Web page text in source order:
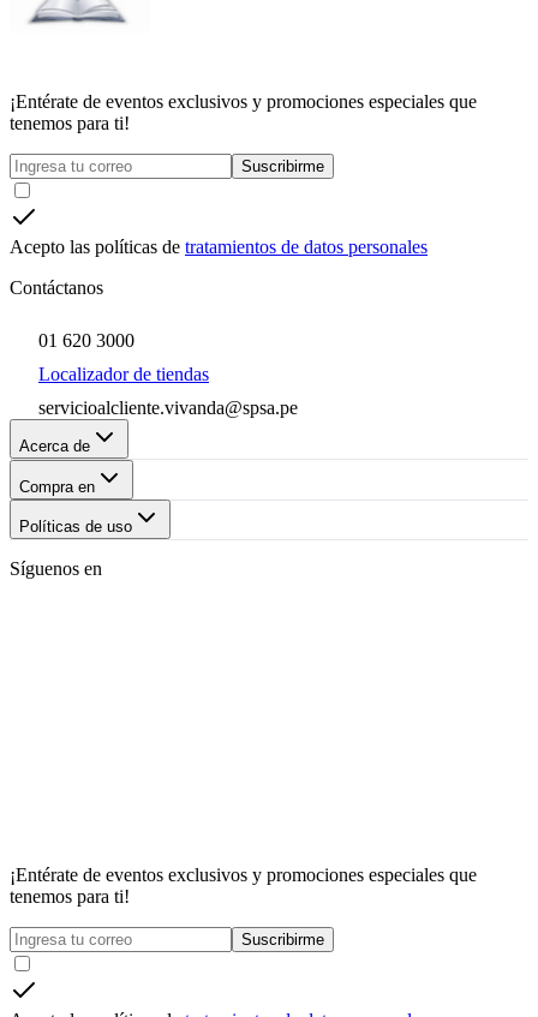
¡Entérate de eventos exclusivos y promociones especiales que
tenemos para ti!
Suscribirme
Acepto las políticas de tratamientos de datos personales
Contáctanos
01 620 3000
Localizador de tiendas
servicioalcliente.vivanda@spsa.pe
Acerca de
Compra en
Políticas de uso
Síguenos en
¡Entérate de eventos exclusivos y promociones especiales que
tenemos para ti!
Suscribirme